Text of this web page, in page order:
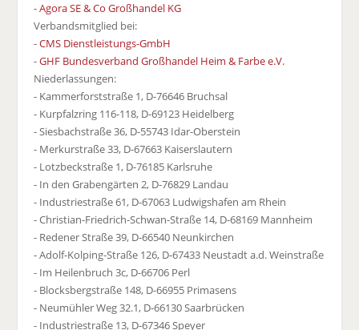
-Agora SE & Co Großhandel KG
Verbandsmitglied bei:
-CMS Dienstleistungs-GmbH
-GHF Bundesverband Großhandel Heim & Farbe e.V.
Niederlassungen:
- Kammerforststraße 1, D-76646 Bruchsal
- Kurpfalzring 116-118, D-69123 Heidelberg
- Siesbachstraße 36, D-55743 Idar-Oberstein
- Merkurstraße 33, D-67663 Kaiserslautern
- Lotzbeckstraße 1, D-76185 Karlsruhe
- In den Grabengärten 2, D-76829 Landau
- Industriestraße 61, D-67063 Ludwigshafen am Rhein
- Christian-Friedrich-Schwan-Straße 14, D-68169 Mannheim
- Redener Straße 39, D-66540 Neunkirchen
- Adolf-Kolping-Straße 126, D-67433 Neustadt a.d. Weinstraße
- Im Heilenbruch 3c, D-66706 Perl
- Blocksbergstraße 148, D-66955 Primasens
- Neumühler Weg 32.1, D-66130 Saarbrücken
- Industriestraße 13, D-67346 Speyer